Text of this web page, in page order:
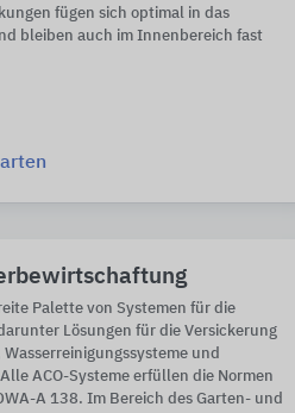
fügen sich optimal in das
bleiben auch im Innenbereich fast
Palette von Systemen für die
Lösungen für die Versickerung
Wasserreinigungssysteme und
ACO-Systeme erfüllen die Normen
A 138. Im Bereich des Garten- und